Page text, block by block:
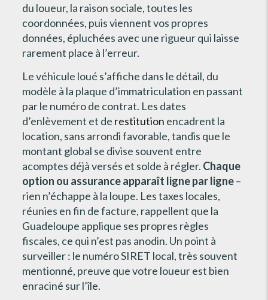
du loueur, la raison sociale, toutes les
coordonnées, puis viennent vos propres
données, épluchées avec une rigueur qui laisse
rarement place à l’erreur.
Le véhicule loué s’affiche dans le détail, du
modèle à la plaque d’immatriculation en passant
par le numéro de contrat. Les dates
d’enlèvement et de restitution encadrent la
location, sans arrondi favorable, tandis que le
montant global se divise souvent entre
acomptes déjà versés et solde à régler. Chaque
option ou assurance apparaît ligne par ligne–
rien n’échappe à la loupe. Les taxes locales,
réunies en fin de facture, rappellent que la
Guadeloupe applique ses propres règles
fiscales, ce qui n’est pas anodin. Un point à
surveiller : le numéro SIRET local, très souvent
mentionné, preuve que votre loueur est bien
enraciné sur l’île.